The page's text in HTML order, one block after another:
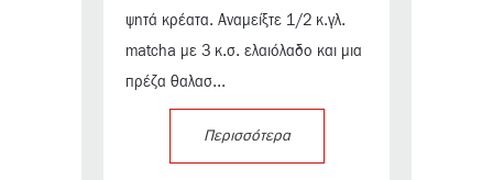
ψητά κρέατα. Αναμείξτε 1/2 κ.γλ.
matcha με 3 κ.σ. ελαιόλαδο και μια
πρέζα θαλασ...
Περισσότερα